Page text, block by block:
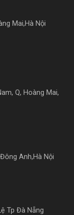
Mai,Hà Nội
Q, Hoàng Mai,
Anh,Hà Nội
Tp Đà Nẵng